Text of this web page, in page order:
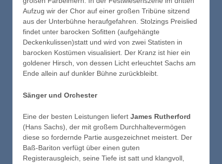
Aufzug wir der Chor auf einer großen Tribüne sitzend
aus der Unterbühne heraufgefahren. Stolzings Preislied
findet unter barocken Sofitten (aufgehängte
Deckenkulissen)statt und wird von zwei Statisten in
barocken Kostümen visualisiert. Der Kranz ist hier ein
goldener Hirsch, von dessen Licht erleuchtet Sachs am
Ende allein auf dunkler Bühne zurückbleibt.
Sänger und Orchester
Eine der besten Leistungen liefert James Rutherford
(Hans Sachs), der mit großem Durchhaltevermögen
diese so fordernde Partie ausgezeichnet meistert. Der
Baß-Bariton verfügt über einen guten
Registerausgleich, seine Tiefe ist satt und klangvoll,